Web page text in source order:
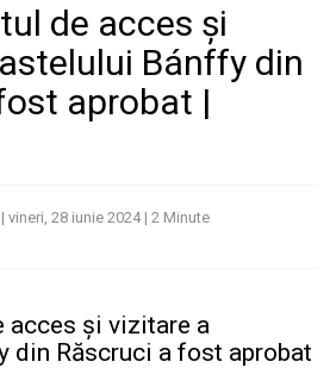
de acces și
Bánffy din
aprobat |
| vineri, 28 iunie 2024| 2 Minute
acces și vizitare a
din Răscruci a fost aprobat